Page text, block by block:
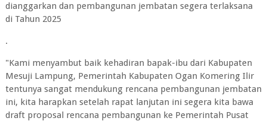
dianggarkan dan pembangunan jembatan segera terlaksana
di Tahun 2025
.
"Kami menyambut baik kehadiran bapak-ibu dari Kabupaten
Mesuji Lampung, Pemerintah Kabupaten Ogan Komering Ilir
tentunya sangat mendukung rencana pembangunan jembatan
ini, kita harapkan setelah rapat lanjutan ini segera kita bawa
draft proposal rencana pembangunan ke Pemerintah Pusat